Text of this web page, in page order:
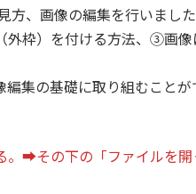
方、画像の編集を行いま
枠）を付ける方法、③画
集の基礎に取り組むことが
➡その下の「ファイルを